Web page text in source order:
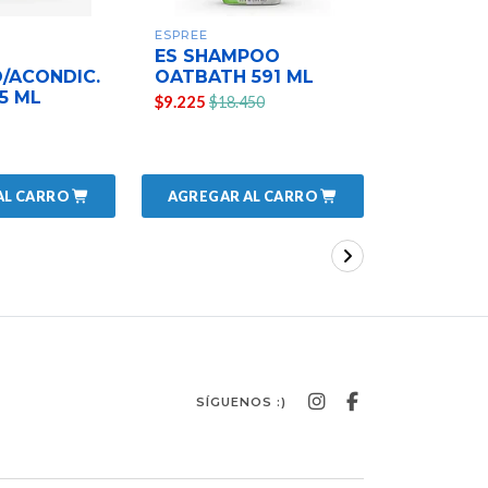
ACONDIC.
ML
CARRO
ESPREE
ES SHAMPOO
OATBATH 591 ML
$9.225 $18.450
AGREGAR AL CARRO
SÍGUENOS :)